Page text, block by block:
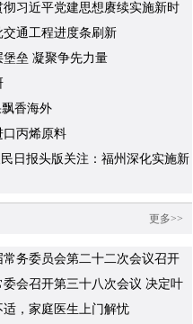
习近平党建思想赓续实施新时
会召开
通工程进度条刷新
垒 凝聚争先力量
香海外
口丙烯原料
日报头版关注：福州深化实施新
更多>>
务委员会第二十二次会议召开
会召开第三十八次会议 决定叶
民政府县长职务
，家庭医生上门解忧